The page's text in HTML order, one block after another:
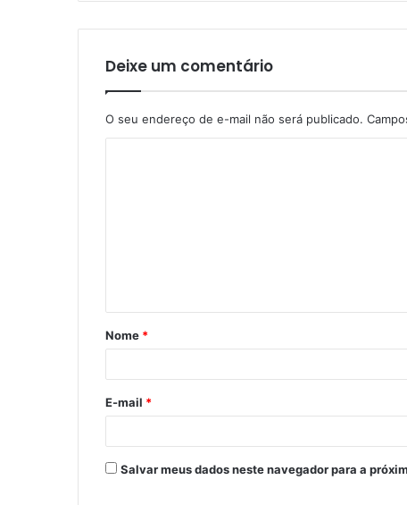
Deixe um comentário
O seu endereço de e-mail não será publicado.
á
r
*
Nome *
E-mail *
Salvar meus dados neste navegador para a